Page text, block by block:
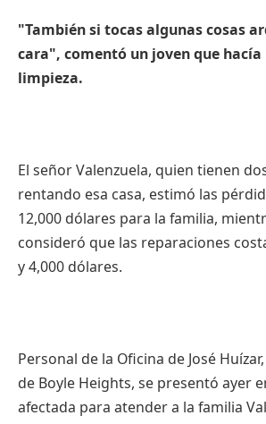
"También si tocas algunas cosas
cara", comentó un joven que hacía
limpieza.
El señor Valenzuela, quien tienen
rentando esa casa, estimó las
12,000 dólares para la familia,
consideró que las reparaciones
y 4,000 dólares.
Personal de la Oficina de José
de Boyle Heights, se presentó ayer
afectada para atender a la familia